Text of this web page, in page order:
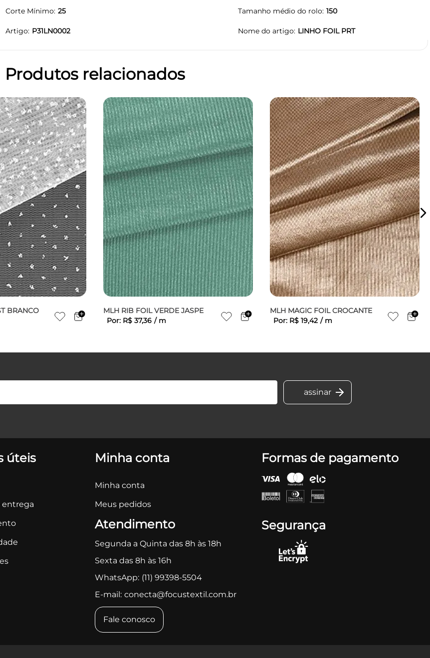
Corte Mínimo 25 Tamanho médio do rolo 150
Artigo P31LN0002 Nome do artigo LINHO FOIL PRT
Produtos relacionados
BRANCO
MLH RIB FOIL VERDE JASPE
Por: R$ 37,36 / m
MLH MAGIC FOIL CROCANTE
Por: R$ 19,42 / m
úteis
entrega
Minha conta
Minha conta
Meus pedidos
Atendimento
Segunda a Quinta das 8h às 18h
Sexta das 8h às 16h
WhatsApp: (11) 99398-5504
E-mail: conecta@focustextil.com.br
Fale conosco
Formas de pagamento
Segurança